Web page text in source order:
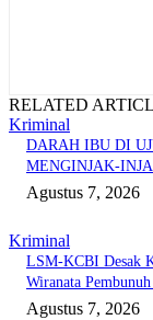
RELATED
Kriminal
DARAH IBU DI
MENGINJAK-
Agustus 7, 2026
Kriminal
LSM-KCBI Desak
Wiranata
Agustus 7, 2026